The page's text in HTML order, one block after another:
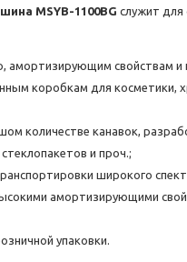
MSYB-1100BG служит
свойствам и
коробкам для косметики,
количестве канавок,
и проч.;
широкого
амортизирующими
упаковки.